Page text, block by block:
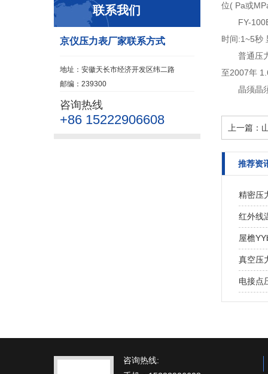
联系我们
京仪压力表厂家联系方式
地址：安徽天长市经济开发区纬二路
邮编：239300
咨询热线
+86 15222906608
位( Pa或
FY-
时间:1~5秒
普通压
至2007年
晶须晶
上一篇：
推荐资
精密压
红外线
屋檐
真空压
电接点
咨询热线: